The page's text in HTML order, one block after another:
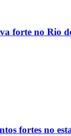
forte no Rio
fortes no